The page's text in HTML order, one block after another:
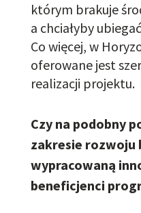
którym brakuje
a chciałyby
Co więcej, w
oferowane jest
realizacji projektu.
Czy na podobny
zakresie rozwoju
wypracowaną
beneficjenci